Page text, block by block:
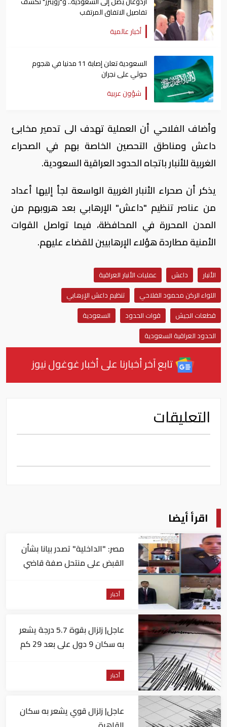
تفاصيل الاتفاق المرتقب
أخبار عالمية
السعودية تعلن إصابة 11 مدنيا في هجوم
حوثي على نجران
شؤون عربية
وأضاف الفلاحي أن العملية تهدف الى تدمير مخابئ
داعش ومناطق التحصين الخاصة بهم في الصحراء
الغربية للأنبار باتجاه الحدود العراقية السعودية.
يذكر أن صحراء الأنبار الغربية الواسعة لجأ إليها أعداد
من عناصر تنظيم "داعش" الإرهابي بعد هروبهم من
المدن المحررة في المحافظة، فيما تواصل القوات
الأمنية مطاردة هؤلاء الإرهابيين للقضاء عليهم.
الأنبار داعش
عمليات الأنبار العراقية
اللواء الركن محمود الفلاحي
تنظيم داعش الإرهابي
قطعات الجيش
قوات الحدود
السعودية
الحدود العراقية السعودية
تابع آخر أخبارنا على أخبار غوغول نيوز
التعليقات
اقرأ أيضا
مصر: "الداخلية" تصدر بيانا بشأن
القبض على منتحل صفة قاضي
أخبار
عاجل| زلزال بقوة 5.7 درجة يشعر
به سكان 9 دول على بعد 29 كم
أخبار
عاجل| زلزال قوي يشعر به سكان